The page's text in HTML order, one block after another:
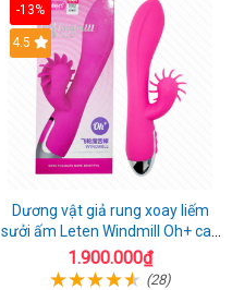
-13%
4.5
Dương vật giả rung xoay liếm
sưởi ấm Leten Windmill Oh+ cao
cấp
1.900.000₫
(28)